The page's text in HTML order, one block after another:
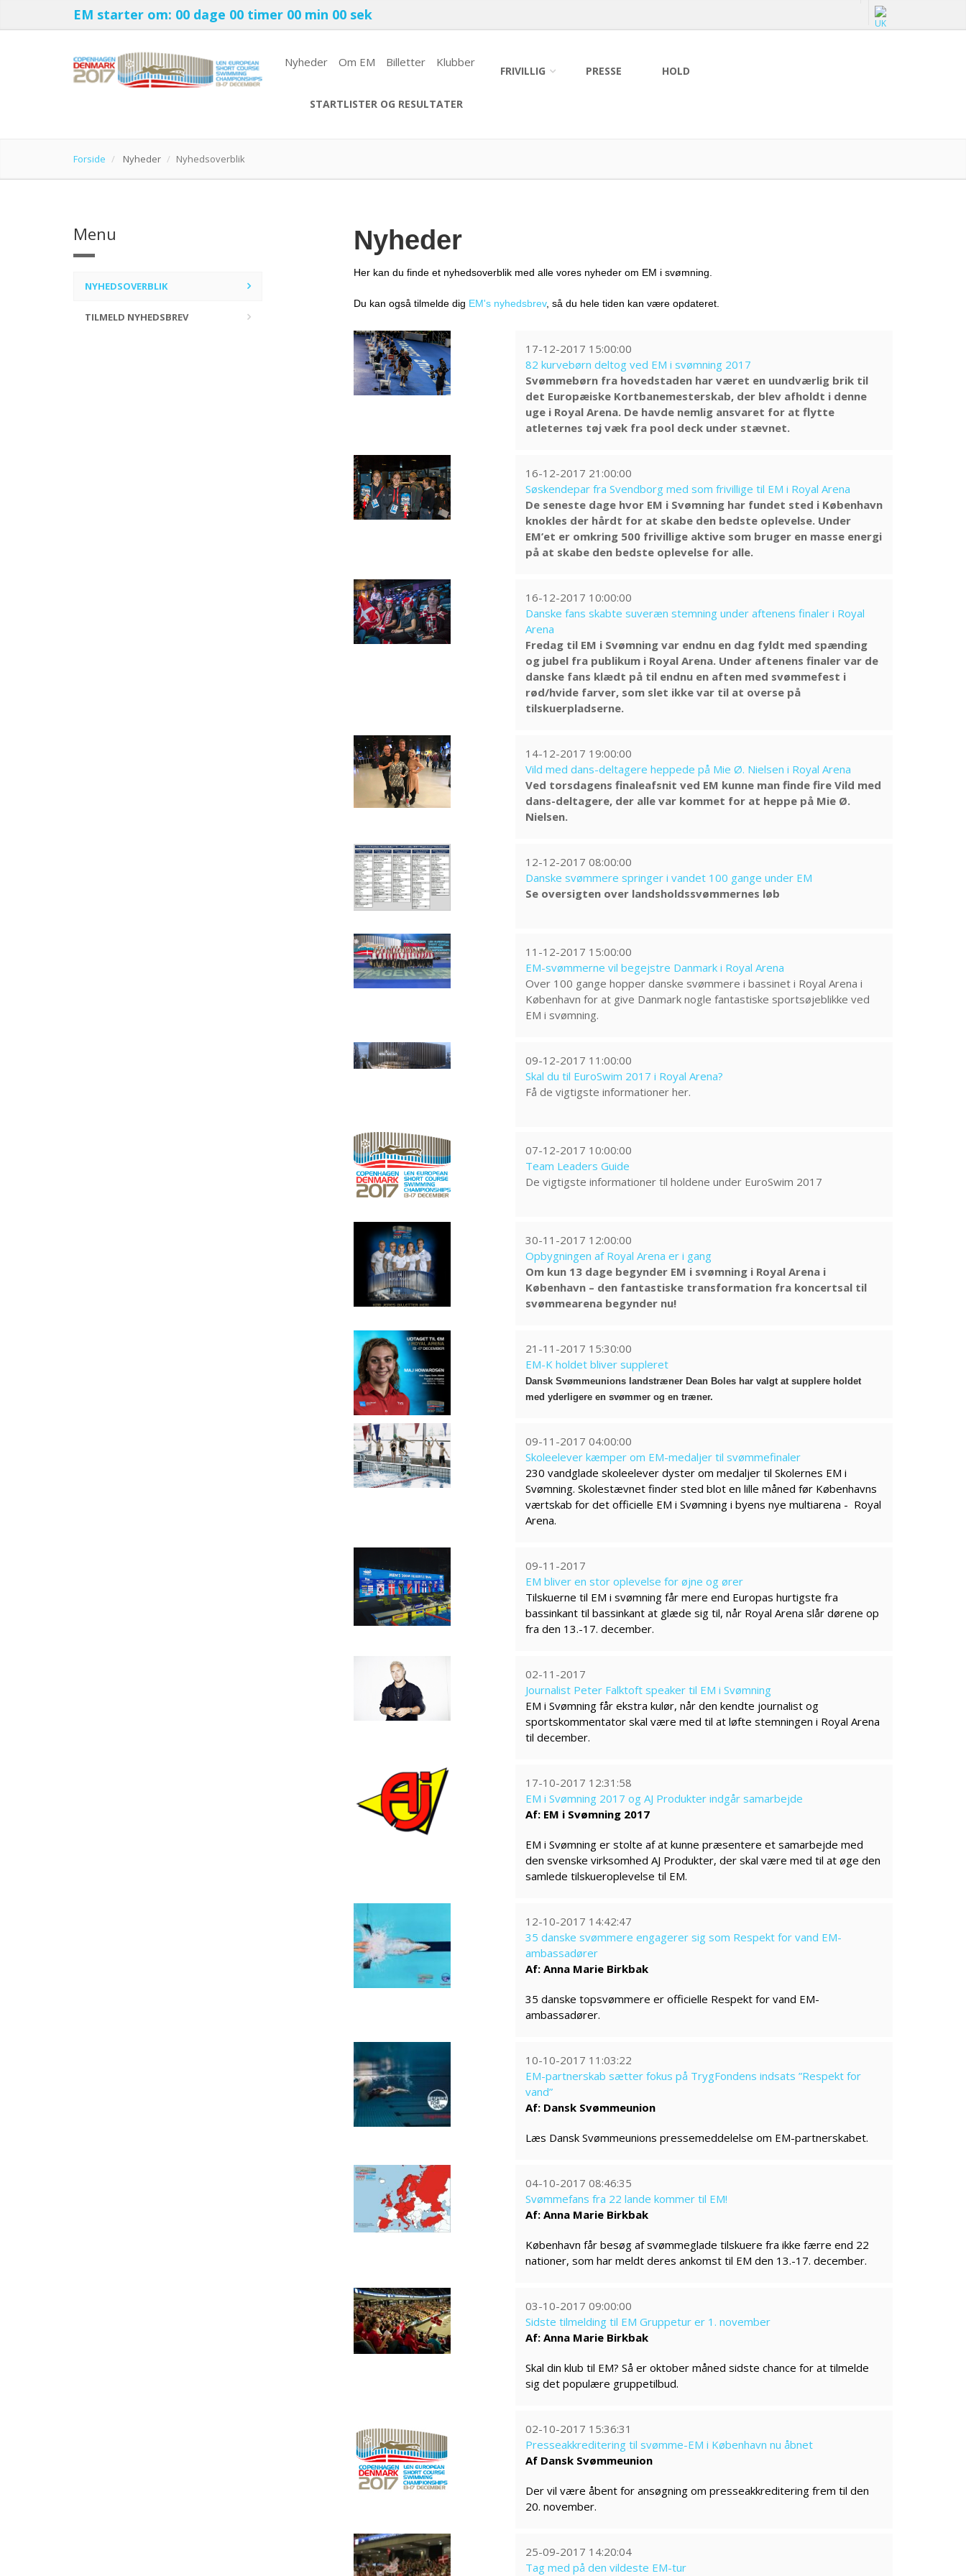
EM starter om: 00 dage 00 timer 00 min 00 sek
Nyheder Om EM Billetter Klubber
FRIVILLIG PRESSE HOLD
STARTLISTER OG RESULTATER
Forside Nyheder Nyhedsoverblik
Menu
NYHEDSOVERBLIK
TILMELD NYHEDSBREV
Nyheder
Her kan du finde et nyhedsoverblik med alle vores nyheder om EM i svømning.
Du kan også tilmelde dig EM's nyhedsbrev, så du hele tiden kan være opdateret.
17-12-2017 15:00:00
82 kurvebørn deltog ved EM i svømning 2017
Svømmebørn fra hovedstaden har været en uundværlig brik til
det Europæiske Kortbanemesterskab, der blev afholdt i denne
uge i Royal Arena. De havde nemlig ansvaret for at flytte
atleternes tøj væk fra pool deck under stævnet.
16-12-2017 21:00:00
Søskendepar fra Svendborg med som frivillige til EM i Royal Arena
De seneste dage hvor EM i Svømning har fundet sted i København
knokles der hårdt for at skabe den bedste oplevelse. Under
EM’et er omkring 500 frivillige aktive som bruger en masse energi
på at skabe den bedste oplevelse for alle.
16-12-2017 10:00:00
Danske fans skabte suveræn stemning under aftenens finaler i Royal
Arena
Fredag til EM i Svømning var endnu en dag fyldt med spænding
og jubel fra publikum i Royal Arena. Under aftenens finaler var de
danske fans klædt på til endnu en aften med svømmefest i
rød/hvide farver, som slet ikke var til at overse på
tilskuerpladserne.
14-12-2017 19:00:00
Vild med dans-deltagere heppede på Mie Ø. Nielsen i Royal Arena
Ved torsdagens finaleafsnit ved EM kunne man finde fire Vild med
dans-deltagere, der alle var kommet for at heppe på Mie Ø.
Nielsen.
12-12-2017 08:00:00
Danske svømmere springer i vandet 100 gange under EM
Se oversigten over landsholdssvømmernes løb
11-12-2017 15:00:00
EM-svømmerne vil begejstre Danmark i Royal Arena
Over 100 gange hopper danske svømmere i bassinet i Royal Arena i
København for at give Danmark nogle fantastiske sportsøjeblikke ved
EM i svømning.
09-12-2017 11:00:00
Skal du til EuroSwim 2017 i Royal Arena?
Få de vigtigste informationer her.
07-12-2017 10:00:00
Team Leaders Guide
De vigtigste informationer til holdene under EuroSwim 2017
30-11-2017 12:00:00
Opbygningen af Royal Arena er i gang
Om kun 13 dage begynder EM i svømning i Royal Arena i
København – den fantastiske transformation fra koncertsal til
svømmearena begynder nu!
21-11-2017 15:30:00
EM-K holdet bliver suppleret
Dansk Svømmeunions landstræner Dean Boles har valgt at supplere holdet
med yderligere en svømmer og en træner.
09-11-2017 04:00:00
Skoleelever kæmper om EM-medaljer til svømmefinaler
230 vandglade skoleelever dyster om medaljer til Skolernes EM i
Svømning. Skolestævnet finder sted blot en lille måned før Københavns
værtskab for det officielle EM i Svømning i byens nye multiarena - Royal
Arena.
09-11-2017
EM bliver en stor oplevelse for øjne og ører
Tilskuerne til EM i svømning får mere end Europas hurtigste fra
bassinkant til bassinkant at glæde sig til, når Royal Arena slår dørene op
fra den 13.-17. december.
02-11-2017
Journalist Peter Falktoft speaker til EM i Svømning
EM i Svømning får ekstra kulør, når den kendte journalist og
sportskommentator skal være med til at løfte stemningen i Royal Arena
til december.
17-10-2017 12:31:58
EM i Svømning 2017 og AJ Produkter indgår samarbejde
Af: EM i Svømning 2017
EM i Svømning er stolte af at kunne præsentere et samarbejde med
den svenske virksomhed AJ Produkter, der skal være med til at øge den
samlede tilskueroplevelse til EM.
12-10-2017 14:42:47
35 danske svømmere engagerer sig som Respekt for vand EM-
ambassadører
Af: Anna Marie Birkbak
35 danske topsvømmere er officielle Respekt for vand EM-
ambassadører.
10-10-2017 11:03:22
EM-partnerskab sætter fokus på TrygFondens indsats ”Respekt for
vand”
Af: Dansk Svømmeunion
Læs Dansk Svømmeunions pressemeddelelse om EM-partnerskabet.
04-10-2017 08:46:35
Svømmefans fra 22 lande kommer til EM!
Af: Anna Marie Birkbak
København får besøg af svømmeglade tilskuere fra ikke færre end 22
nationer, som har meldt deres ankomst til EM den 13.-17. december.
03-10-2017 09:00:00
Sidste tilmelding til EM Gruppetur er 1. november
Af: Anna Marie Birkbak
Skal din klub til EM? Så er oktober måned sidste chance for at tilmelde
sig det populære gruppetilbud.
02-10-2017 15:36:31
Presseakkreditering til svømme-EM i København nu åbnet
Af Dansk Svømmeunion
Der vil være åbent for ansøgning om presseakkreditering frem til den
20. november.
25-09-2017 14:20:04
Tag med på den vildeste EM-tur